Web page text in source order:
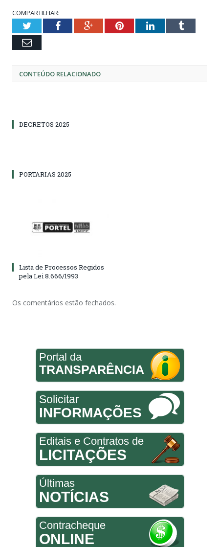
COMPARTILHAR:
TwitterFacebookGoogle+PinterestLinkedInTumblr
Email
CONTEÚDO RELACIONADO
DECRETOS 2025
PORTARIAS 2025
Lista de Processos Regidos
pela Lei 8.666/1993
Os comentários estão fechados.
Portal da
TRANSPARÊNCIA
Solicitar
INFORMAÇÕES
Editais e Contratos de
LICITAÇÕES
Últimas
NOTÍCIAS
Contracheque
ONLINE